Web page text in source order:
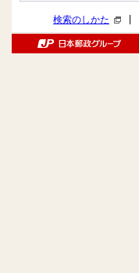
検索のしかた